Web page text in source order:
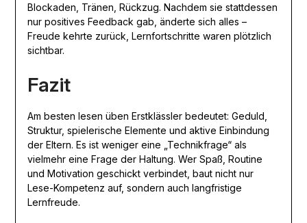
Blockaden, Tränen, Rückzug. Nachdem sie stattdessen
nur positives Feedback gab, änderte sich alles –
Freude kehrte zurück, Lernfortschritte waren plötzlich
sichtbar.
Fazit
Am besten lesen üben Erstklässler bedeutet: Geduld,
Struktur, spielerische Elemente und aktive Einbindung
der Eltern. Es ist weniger eine „Technikfrage“ als
vielmehr eine Frage der Haltung. Wer Spaß, Routine
und Motivation geschickt verbindet, baut nicht nur
Lese-Kompetenz auf, sondern auch langfristige
Lernfreude.